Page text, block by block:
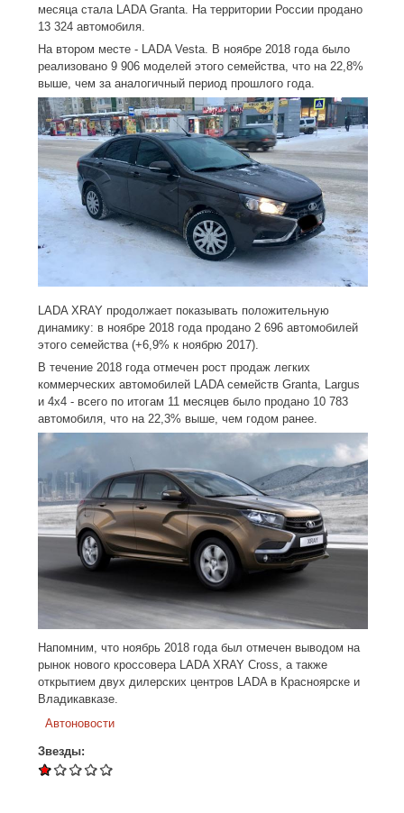
месяца стала LADA Granta. На территории России продано
13 324 автомобиля.
На втором месте - LADA Vesta. В ноябре 2018 года было
реализовано 9 906 моделей этого семейства, что на 22,8%
выше, чем за аналогичный период прошлого года.
LADA XRAY продолжает показывать положительную
динамику: в ноябре 2018 года продано 2 696 автомобилей
этого семейства (+6,9% к ноябрю 2017).
В течение 2018 года отмечен рост продаж легких
коммерческих автомобилей LADA семейств Granta, Largus
и 4х4 - всего по итогам 11 месяцев было продано 10 783
автомобиля, что на 22,3% выше, чем годом ранее.
Напомним, что ноябрь 2018 года был отмечен выводом на
рынок нового кроссовера LADA XRAY Cross, а также
открытием двух дилерских центров LADA в Красноярске и
Владикавказе.
Автоновости
Звезды: